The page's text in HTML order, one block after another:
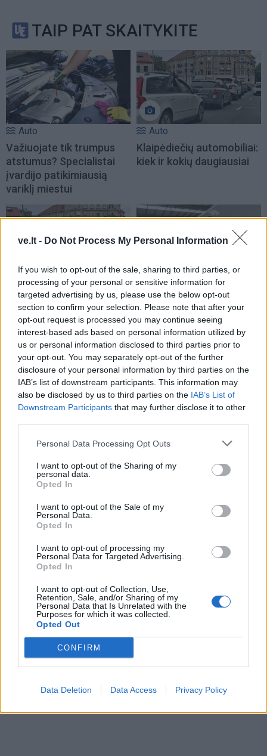
ve.lt - Do Not Process My Personal Information
If you wish to opt-out of the sale, sharing to third parties, or
processing of your personal or sensitive information for
targeted advertising by us, please use the below opt-out
section to confirm your selection. Please note that after your
opt-out request is processed you may continue seeing
interest-based ads based on personal information utilized by
us or personal information disclosed to third parties prior to
your opt-out. You may separately opt-out of the further
disclosure of your personal information by third parties on the
IAB’s list of downstream participants. This information may
also be disclosed by us to third parties on the IAB’s List of
Downstream Participants that may further disclose it to other
Personal Data Processing Opt Outs
I want to opt-out of the Sharing of my
personal data.
Opted In
I want to opt-out of the Sale of my
Personal Data.
Opted In
I want to opt-out of processing my
Personal Data for Targeted Advertising.
Opted In
I want to opt-out of Collection, Use,
Retention, Sale, and/or Sharing of my
Personal Data that Is Unrelated with the
Purposes for which it was collected.
Opted Out
CONFIRM
Data Deletion Data Access Privacy Policy
TAIP PAT SKAITYKITE
Auto
Važiuojate tik trumpus
atstumus? Specialistai
įvardijo patikimiausią
variklį miestui
Auto
Klaipėdiečių automobiliai:
kiek ir kokių daugiausiai
Auto
Klaipėdiečių automobiliai:
kiek ir kokių daugiausiai
Verslas
Pirmasis elektrinis
lokomotyvas žengia į kitą
gamybos etapą
Technologijos
Lietuviško ginklo
žvalgybinį droną,
apsaugotą nuo „dronų
Technologijos
Kodėl seni „iPhone“ veikia
„Android“ išmaniųjų
Auto
Brangesnis už „Bentley“ ir
„Maybach“: pristatytas
prabangus 1180 AG BYD
Technologijos
5 dalykai, kuriuos gali
įjungimo mygtukas (be